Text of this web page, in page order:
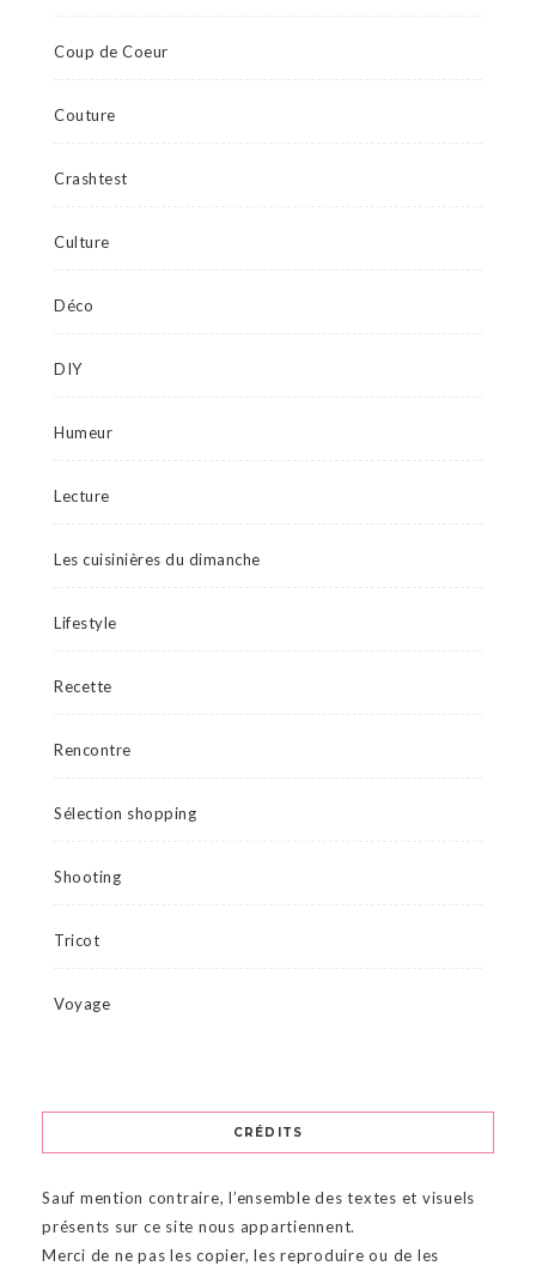
Coup de Coeur
Couture
Crashtest
Culture
Déco
DIY
Humeur
Lecture
Les cuisinières du dimanche
Lifestyle
Recette
Rencontre
Sélection shopping
Shooting
Tricot
Voyage
CRÉDITS
Sauf mention contraire, l’ensemble des textes et visuels
présents sur ce site nous appartiennent.
Merci de ne pas les copier, les reproduire ou de les